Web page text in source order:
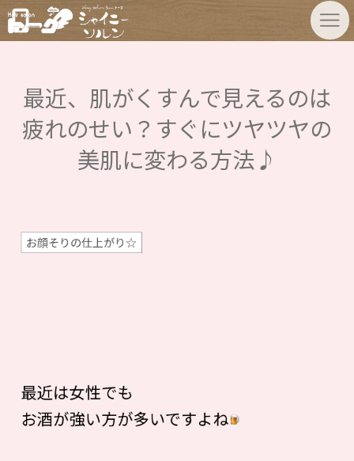
最近、肌がくすんで見えるのは
疲れのせい？すぐにツヤツヤの
美肌に変わる方法♪
お顔そりの仕上がり☆
最近は女性でも
お酒が強い方が多いですよね